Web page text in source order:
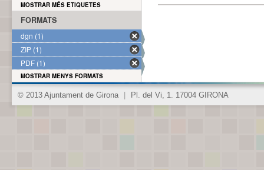
MOSTRAR MÉS ETIQUETES
FORMATS
dgn (1)
ZIP (1)
PDF (1)
MOSTRAR MENYS FORMATS
© 2013 Ajuntament de Girona Pl. del Vi, 1. 17004 GIRONA